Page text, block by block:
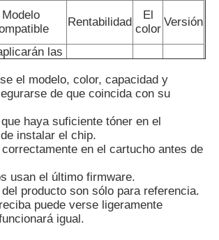
Modelo
Rentabilidad
El
color
Versión
las
el modelo, color, capacidad y
de que coincida con su
haya suficiente tóner en el
instalar el chip.
en el cartucho antes de
usan el último firmware.
producto son sólo para referencia.
puede verse ligeramente
igual.